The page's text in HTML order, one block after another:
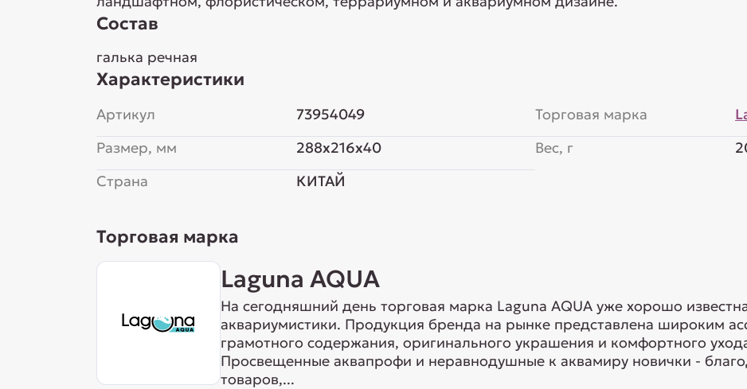
Состав
галька речная
Характеристики
Артикул
73954049
Размер, мм
288x216x40
Страна
КИТАЙ
Торговая марка
Вес, г
Торговая марка
Laguna AQUA
На сегодняшний день торговая марка Laguna AQUA уже хорошо
аквариумистики. Продукция бренда на рынке представлена широким
грамотного содержания, оригинального украшения и комфортного
Просвещенные аквапрофи и неравнодушные к аквамиру новички -
товаров,...